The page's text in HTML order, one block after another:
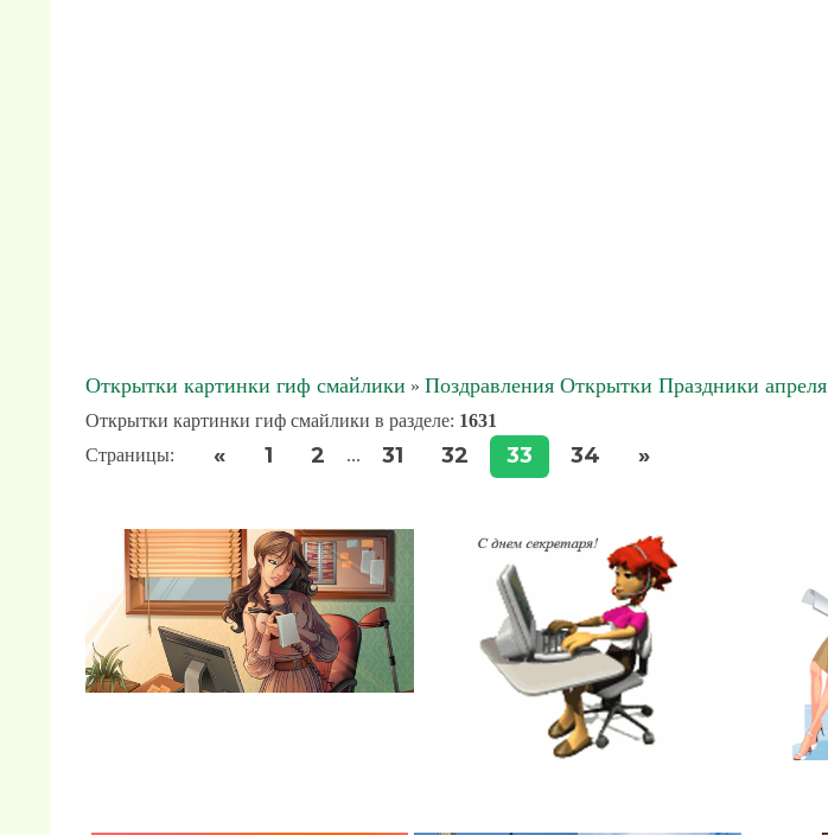
Открытки картинки гиф смайлики » Поздравления Открытки Праздники апреля
Открытки картинки гиф смайлики в разделе: 1631
Страницы: « 1 2 ... 31 32 33 34 »